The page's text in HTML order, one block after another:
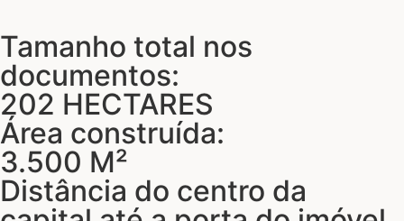
Tamanho total nos
documentos:
202 HECTARES
Área construída:
3.500 M²
Distância do centro da